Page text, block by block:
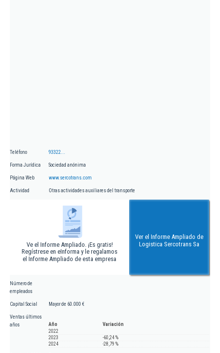
Teléfono 93322...
Forma Jurídica Sociedad anónima
Página Web www.sercotrans.com
Actividad Otras actividades auxiliares del transporte
Ve el Informe Ampliado. ¡Es gratis!
Regístrese en eInforma y le regalamos
el Informe Ampliado de esta empresa
Ver el Informe Ampliado de
Logistica Sercotrans Sa
Número de
empleados
Capital Social Mayor de 60.000 €
Ventas últimos
años
Año
Variación
2022
2023
-60,24 %
2024
-28,79 %